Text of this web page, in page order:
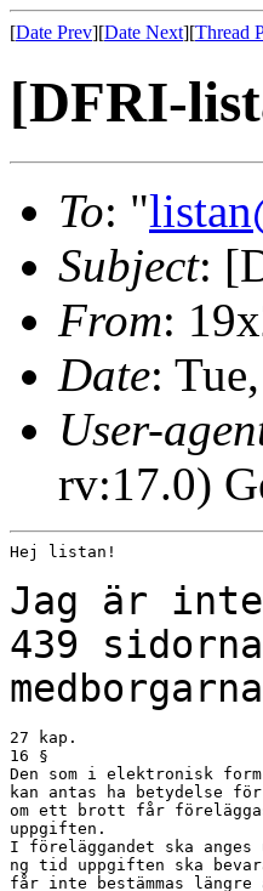
[Date Prev][Date Next][Thread
[DFRI-
To: "
Subject:
From:
Date:
User-
rv:17.0)
Hej listan!
Jag är
439
27 kap.
16 §
Den som i elektronisk
kan antas ha betydelse
om ett brott får
uppgiften.
I föreläggandet ska anges
ng tid uppgiften ska
får inte bestämmas längre